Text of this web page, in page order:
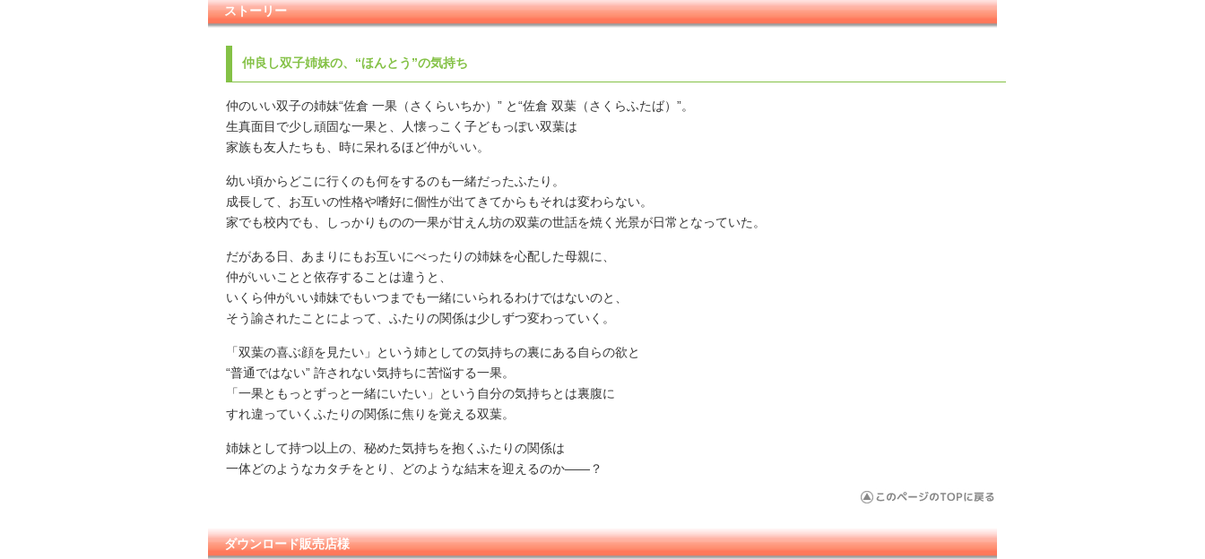
ストーリー
仲良し双子姉妹の、“ほんとう”の気持ち
仲のいい双子の姉妹“佐倉 一果（さくらいちか）” と“佐倉 双葉（さくらふたば）”。
生真面目で少し頑固な一果と、人懐っこく子どもっぽい双葉は
家族も友人たちも、時に呆れるほど仲がいい。
幼い頃からどこに行くのも何をするのも一緒だったふたり。
成長して、お互いの性格や嗜好に個性が出てきてからもそれは変わらない。
家でも校内でも、しっかりものの一果が甘えん坊の双葉の世話を焼く光景が日常となっていた。
だがある日、あまりにもお互いにべったりの姉妹を心配した母親に、
仲がいいことと依存することは違うと、
いくら仲がいい姉妹でもいつまでも一緒にいられるわけではないのと、
そう諭されたことによって、ふたりの関係は少しずつ変わっていく。
「双葉の喜ぶ顔を見たい」という姉としての気持ちの裏にある自らの欲と
“普通ではない” 許されない気持ちに苦悩する一果。
「一果ともっとずっと一緒にいたい」という自分の気持ちとは裏腹に
すれ違っていくふたりの関係に焦りを覚える双葉。
姉妹として持つ以上の、秘めた気持ちを抱くふたりの関係は
一体どのようなカタチをとり、どのような結末を迎えるのか――？
ダウンロード販売店様